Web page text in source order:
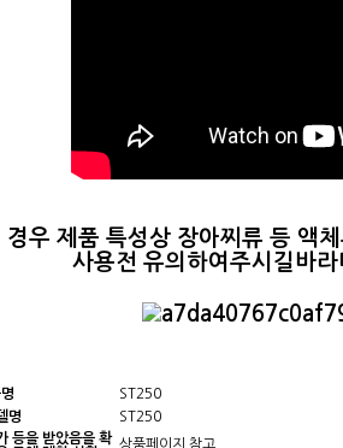
경우 제품 특성상 장아찌류 등 액
사용전 유의하여주시길바라
ST250
명
ST250
등을 받았음을 확 상품페이지 참고